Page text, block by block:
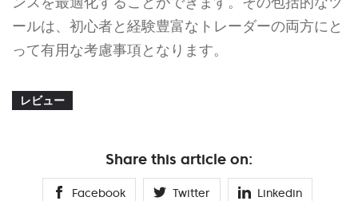
ールは、初心者と経験豊富なトレーダーの両方にと
って有用な考慮事項となります。
レビュー
Share this article on:
Facebook Twitter Linkedin